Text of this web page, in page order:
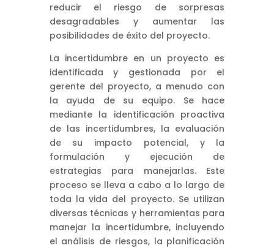
reducir el riesgo de sorpresas
desagradables y aumentar las
posibilidades de éxito del proyecto.
La incertidumbre en un proyecto es
identificada y gestionada por el
gerente del proyecto, a menudo con
la ayuda de su equipo. Se hace
mediante la identificación proactiva
de las incertidumbres, la evaluación
de su impacto potencial, y la
formulación y ejecución de
estrategias para manejarlas. Este
proceso se lleva a cabo a lo largo de
toda la vida del proyecto. Se utilizan
diversas técnicas y herramientas para
manejar la incertidumbre, incluyendo
el análisis de riesgos, la planificación